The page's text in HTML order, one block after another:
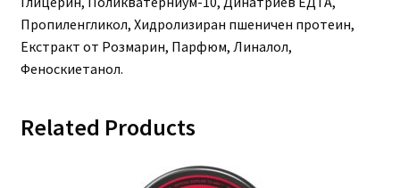
Пропиленгликол, Хидролизиран пшеничен протеин,
Екстракт от Розмарин, Парфюм, Линалол,
Феноскиетанол.
Related Products